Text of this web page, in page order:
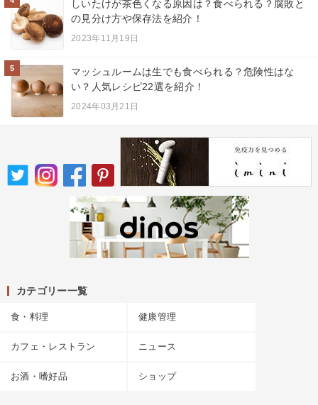
しいたけが茶色くなる原因は？食べられる？腐敗と
の見分け方や保存法を紹介！
2023年11月19日
5
マッシュルームは生でも食べられる？危険性はな
い？人気レシピ22選を紹介！
2024年03月21日
カテゴリー一覧
食・料理 健康管理
カフェ・レストラン ニュース
お酒・嗜好品 ショップ